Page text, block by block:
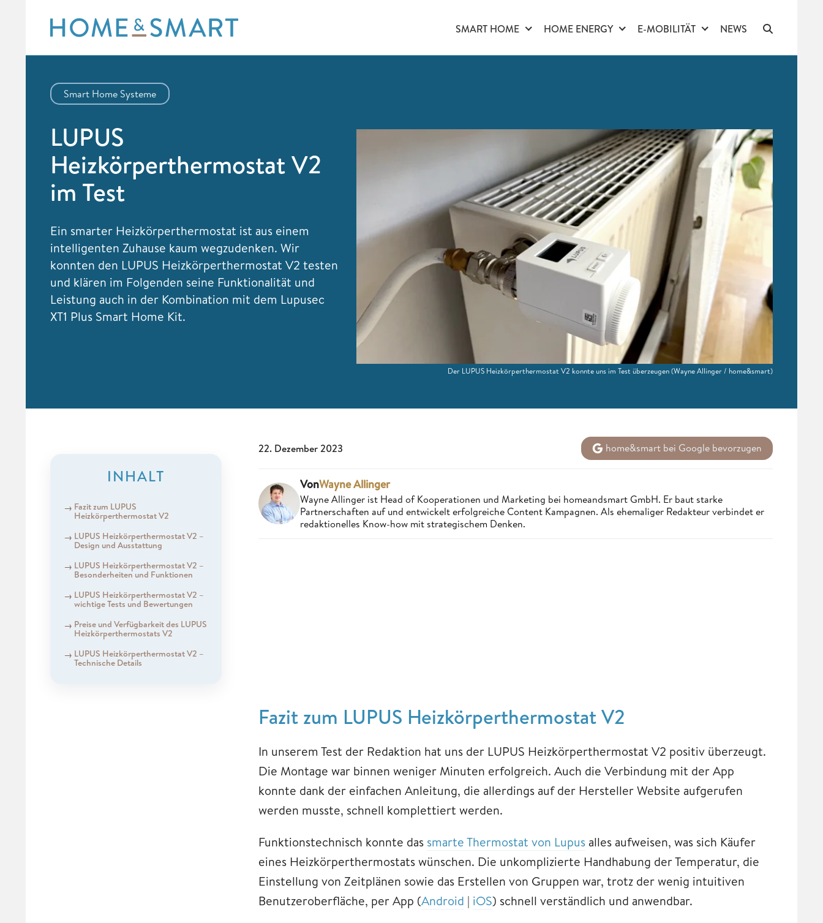
content
SMART HOME HOME ENERGY E-MOBILITÄT NEWS
Smart Home Systeme
LUPUS
Heizkörperthermostat V2
im Test
Ein smarter Heizkörperthermostat ist aus einem
intelligenten Zuhause kaum wegzudenken. Wir
konnten den LUPUS Heizkörperthermostat V2 testen
und klären im Folgenden seine Funktionalität und
Leistung auch in der Kombination mit dem Lupusec
XT1 Plus Smart Home Kit.
Der LUPUS Heizkörperthermostat V2 konnte uns im Test überzeugen(Wayne Allinger / home&smart)
INHALT
Fazit zum LUPUS
Heizkörperthermostat V2
LUPUS Heizkörperthermostat V2 –
Design und Ausstattung
LUPUS Heizkörperthermostat V2 –
Besonderheiten und Funktionen
LUPUS Heizkörperthermostat V2 –
wichtige Tests und Bewertungen
Preise und Verfügbarkeit des LUPUS
Heizkörperthermostats V2
LUPUS Heizkörperthermostat V2 –
Technische Details
22. Dezember 2023 home&smart bei Google bevorzugen
VonWayne Allinger
Wayne Allinger ist Head of Kooperationen und Marketing bei homeandsmart GmbH. Er baut starke
Partnerschaften auf und entwickelt erfolgreiche Content Kampagnen. Als ehemaliger Redakteur verbindet er
redaktionelles Know-how mit strategischem Denken.
Fazit zum LUPUS Heizkörperthermostat V2
In unserem Test der Redaktion hat uns der LUPUS Heizkörperthermostat V2 positiv überzeugt.
Die Montage war binnen weniger Minuten erfolgreich. Auch die Verbindung mit der App
konnte dank der einfachen Anleitung, die allerdings auf der Hersteller Website aufgerufen
werden musste, schnell komplettiert werden.
Funktionstechnisch konnte das smarte Thermostat von Lupus alles aufweisen, was sich Käufer
eines Heizkörperthermostats wünschen. Die unkomplizierte Handhabung der Temperatur, die
Einstellung von Zeitplänen sowie das Erstellen von Gruppen war, trotz der wenig intuitiven
Benutzeroberfläche, per App (Android | iOS) schnell verständlich und anwendbar.